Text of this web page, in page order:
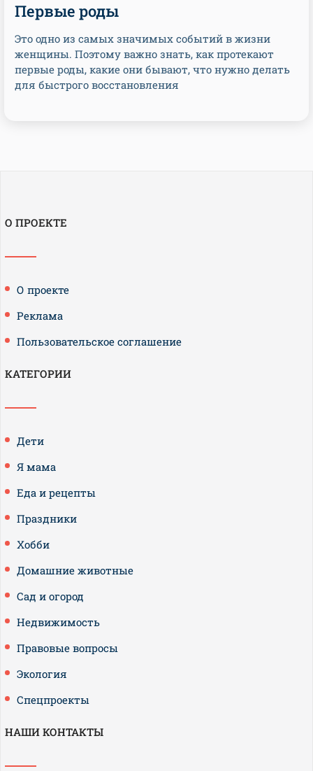
Первые роды
Это одно из самых значимых событий в жизни
женщины. Поэтому важно знать, как протекают
первые роды, какие они бывают, что нужно делать
для быстрого восстановления
О ПРОЕКТЕ
О проекте
Реклама
Пользовательское соглашение
КАТЕГОРИИ
Дети
Я мама
Еда и рецепты
Праздники
Хобби
Домашние животные
Сад и огород
Недвижимость
Правовые вопросы
Экология
Спецпроекты
НАШИ КОНТАКТЫ